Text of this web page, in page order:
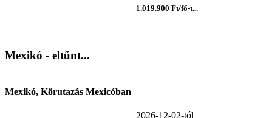
1.019.900 Ft/fő-t...
Mexikó - eltűnt...
Mexikó, Körutazás Mexicóban
2026-12-02-tól